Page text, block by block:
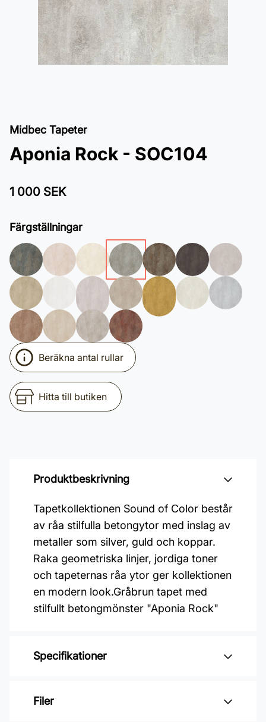
Midbec Tapeter
Aponia Rock - SOC104
1 000 SEK
Färgställningar
Beräkna antal rullar
Hitta till butiken
Produktbeskrivning
Tapetkollektionen Sound of Color består
av råa stilfulla betongytor med inslag av
metaller som silver, guld och koppar.
Raka geometriska linjer, jordiga toner
och tapeternas råa ytor ger kollektionen
en modern look.Gråbrun tapet med
stilfullt betongmönster "Aponia Rock"
Specifikationer
Varumärke: Midbec Tapeter
Filer